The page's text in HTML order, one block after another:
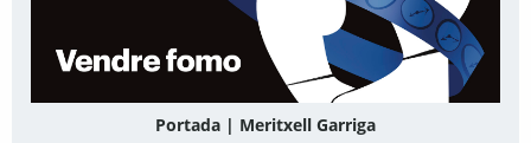
Portada | Meritxell Garriga